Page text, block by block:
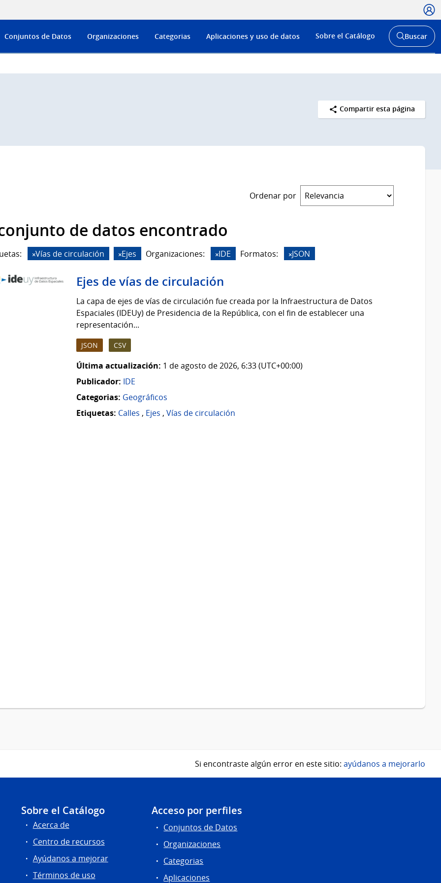
Menú
de
Conjuntos de Datos Organizaciones Categorias Aplicaciones y uso de datos Sobre el Catálogo
Abrir
buscador
Buscar
Compartir esta página
Ordenar por
de datos encontrado
Vías de circulación Ejes Organizaciones: IDE Formatos: JSON
Ejes de vías de circulación
La capa de ejes de vías de circulación fue creada por la Infraestructura de Datos
Espaciales (IDEUy) de Presidencia de la República, con el fin de establecer una
representación...
JSON CSV
Última actualización: 1 de agosto de 2026, 6:33 (UTC+00:00)
Publicador: IDE
Categorias: Geográficos
Etiquetas: Calles , Ejes , Vías de circulación
Si encontraste algún error en este sitio: ayúdanos a mejorarlo
Sobre el Catálogo
Acerca de
Centro de recursos
Ayúdanos a mejorar
Términos de uso
Acceso por perfiles
Conjuntos de Datos
Organizaciones
Categorias
Aplicaciones